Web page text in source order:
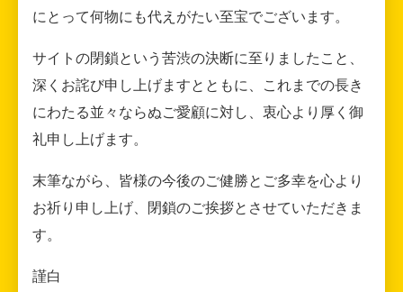
にとって何物にも代えがたい至宝でございます。
サイトの閉鎖という苦渋の決断に至りましたこと、
深くお詫び申し上げますとともに、これまでの長き
にわたる並々ならぬご愛顧に対し、衷心より厚く御
礼申し上げます。
末筆ながら、皆様の今後のご健勝とご多幸を心より
お祈り申し上げ、閉鎖のご挨拶とさせていただきま
す。
謹白